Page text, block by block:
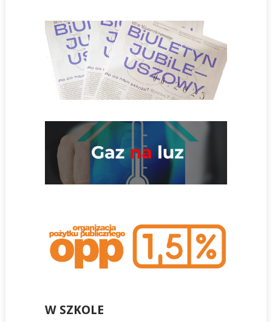
W SZKOLE